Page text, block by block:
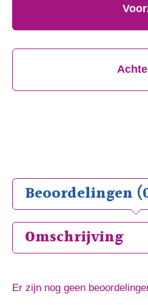
Beoordelingen
Omschrijving
Er zijn nog geen